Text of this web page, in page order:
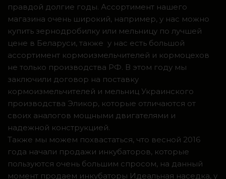
правдой долгие годы. Ассортимент нашего
магазина очень широкий, например, у нас можно
купить зернодробилку или мельницу по лучшей
цене в Беларуси, также у нас есть большой
ассортимент кормоизмельчителей и кормоцехов
не только производства РФ. В этом году мы
заключили договор на поставку
кормоизмельчителей и мельниц Украинского
производства Эликор, которые отличаются от
своих аналогов мощными двигателями и
надежной конструкцией.
Также мы можем похвастаться, что весной 2016
года начали продажи инкубаторов, которые
пользуются очень большим спросом, на данный
момент продаем инкубаторы Идеальная наседка, у